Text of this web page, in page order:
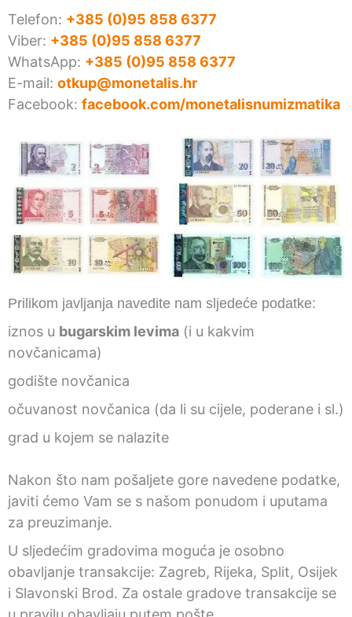
Telefon: +385 (0)95 858 6377
Viber: +385 (0)95 858 6377
WhatsApp: +385 (0)95 858 6377
E-mail: otkup@monetalis.hr
Facebook: facebook.com/monetalisnumizmatika
Prilikom javljanja navedite nam sljedeće podatke:
iznos u bugarskim levima(i u kakvim
novčanicama)
godište novčanica
očuvanost novčanica (da li su cijele, poderane i sl.)
grad u kojem se nalazite
Nakon što nam pošaljete gore navedene podatke,
javiti ćemo Vam se s našom ponudom i uputama
za preuzimanje.
U sljedećim gradovima moguća je osobno
obavljanje transakcije: Zagreb, Rijeka, Split, Osijek
i Slavonski Brod. Za ostale gradove transakcije se